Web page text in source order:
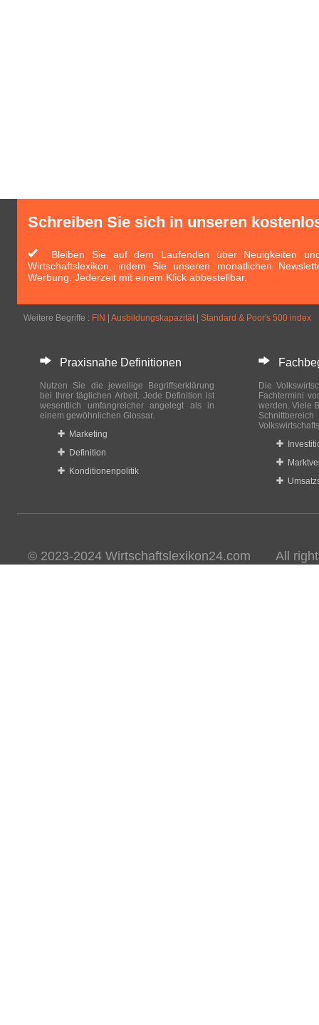
Schreiben Sie sich in unseren
Bleiben Sie auf dem Laufenden über Neuigkeiten
Wirtschaftslexikon, indem Sie unseren monatlichen
Werbung. Jederzeit mit einem Klick abbestellbar.
Weitere Begriffe : FIN Ausbildungskapazität| Standard & Poor's 500 index
Praxisnahe Definitionen
Nutzen Sie die jeweilige Begriffserklärung
bei Ihrer täglichen Arbeit. Jede Definition ist
wesentlich umfangreicher angelegt als in
einem gewöhnlichen Glossar.
Marketing
Definition
Konditionenpolitik
Die
Fachtermini
werden. Viele
© 2023-2024 Wirtschaftslexikon24.com All